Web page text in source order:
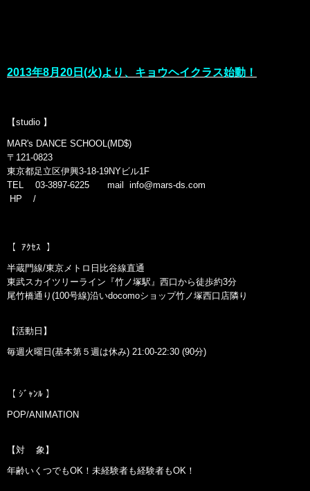
2013年8月20日(火)より、キョウヘイクラス始動！
【studio 】
MAR's DANCE SCHOOL(MD$)
〒121-0823
東京都足立区伊興3-18-19NYビル1F
TEL 03-3897-6225 mail info@mars-ds.com
HP /
【 ｱｸｾｽ 】
半蔵門線/東京メトロ日比谷線直通
東武スカイツリーライン『竹ノ塚駅』西口から徒歩約3分
尾竹橋通り(100号線)沿いdocomoショップ竹ノ塚西口店隣り
【活動日】
毎週火曜日(基本第５週は休み) 21:00-22:30 (90分)
【 ｼﾞｬﾝﾙ 】
POP/ANIMATION
【対 象】
年齢いくつでもOK！未経験者も経験者もOK！